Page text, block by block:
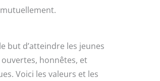
but d’atteindre les jeunes
honnêtes, et
Voici les valeurs et les